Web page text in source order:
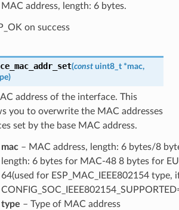
MAC address, length: 6 bytes.
on success
(const uint8_t *mac,
)
address of the interface. This
you to overwrite the MAC addresses
set by the base MAC address.
mac– MAC address, length: 6 bytes/8
length: 6 bytes for MAC-48 8 bytes for
64(used for ESP_MAC_IEEE802154 type,
type – Type of MAC address